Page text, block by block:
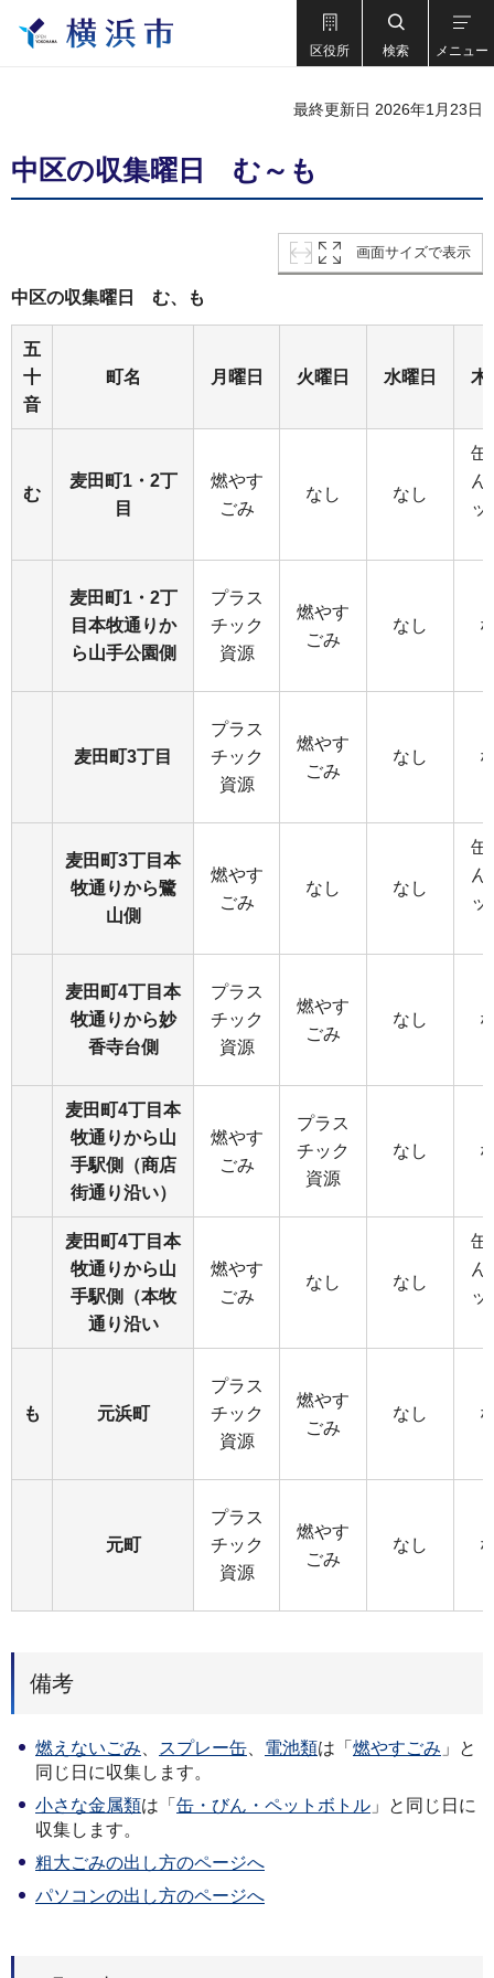
区役所 検索 メニュー
最終更新日 2026年1月23日
中区の収集曜日 む～も
画面サイズで表示
中区の収集曜日 む、も
五
十
音
町名 月曜日 火曜日 水曜日 木
む
麦田町1・2丁
目
燃やす
ごみ
なし なし
缶
ん
ッ
麦田町1・2丁
目本牧通りか
ら山手公園側
プラス
チック
資源
燃やす
ごみ
なし
麦田町3丁目
プラス
チック
資源
燃やす
ごみ
なし
麦田町3丁目本
牧通りから鷺
山側
燃やす
ごみ
なし なし
缶
ん
ッ
麦田町4丁目本
牧通りから妙
香寺台側
プラス
チック
資源
燃やす
ごみ
なし
麦田町4丁目本
牧通りから山
手駅側（商店
街通り沿い）
燃やす
ごみ
プラス
チック
資源
なし
麦田町4丁目本
牧通りから山
手駅側（本牧
通り沿い
燃やす
ごみ
なし なし
缶
ん
ッ
も 元浜町
プラス
チック
資源
燃やす
ごみ
なし
元町
プラス
チック
資源
燃やす
ごみ
なし
備考
燃えないごみ スプレー缶 電池類は「 燃やすごみ 」と
同じ日に収集します。
小さな金属類は「 缶・びん・ペットボトル 」と同じ日に
収集します。
粗大ごみの出し方のページへ
パソコンの出し方のページへ